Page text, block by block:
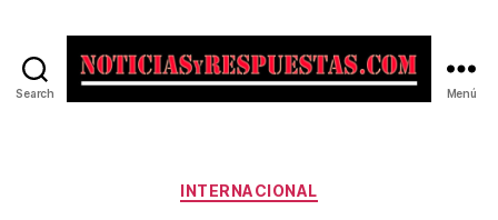
Search Menú
Categorías
INTERNACIONAL